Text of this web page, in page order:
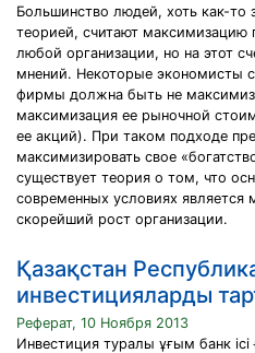
Большинство людей, хоть как-то
теорией, считают
любой организации, но на этот
мнений. Некоторые экономисты
фирмы должна быть не
максимизация ее рыночной
ее акций). При таком подходе
максимизировать свое
существует теория о том, что
современных условиях
скорейший рост организации.
Қазақстан
инвестицияларды
Реферат, 10 Ноября 2013
Инвестиция туралы ұғым банк